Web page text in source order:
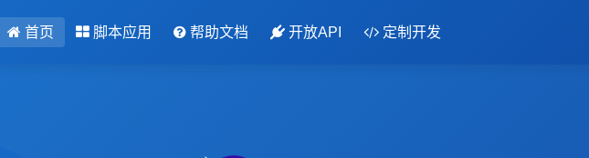
首页 脚本应用 帮助文档 开放API 定制开发